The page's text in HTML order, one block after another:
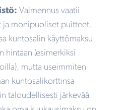
Valmennus vaatii
ja monipuoliset puitteet.
kuntosalin käyttömaksu
hintaan (esimerkiksi
mutta useimmiten
kuntosalikorttinsa
taloudellisesti järkevää